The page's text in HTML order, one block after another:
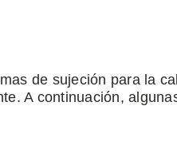
de sujeción para la
A continuación,